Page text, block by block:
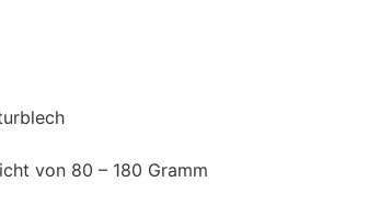
von 80 – 180 Gramm